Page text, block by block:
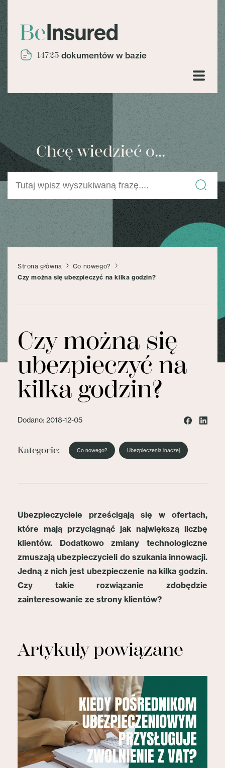
14725 dokumentów w bazie
Chcę wiedzieć o...
Strona główna
Co nowego?
Czy można się ubezpieczyć na kilka godzin?
Czy można się
ubezpieczyć na
kilka godzin?
Dodano: 2018-12-05
Kategorie: Co nowego? Ubezpieczenia inaczej
Ubezpieczyciele prześcigają się w ofertach,
które mają przyciągnąć jak największą liczbę
klientów. Dodatkowo zmiany technologiczne
zmuszają ubezpieczycieli do szukania innowacji.
Jedną z nich jest ubezpieczenie na kilka godzin.
Czy takie rozwiązanie zdobędzie
zainteresowanie ze strony klientów?
Artykuły powiązane